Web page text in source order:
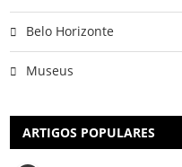
Belo Horizonte
Museus
ARTIGOS POPULARES